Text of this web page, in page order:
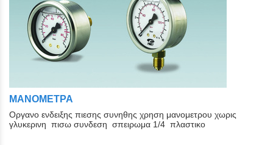
ΜΑΝΟΜΕΤΡΑ
Οργανο ενδειξης πιεσης συνηθης χρηση μανομετρου χωρις
γλυκερινη πισω συνδεση σπειρωμα 1/4 πλαστικο